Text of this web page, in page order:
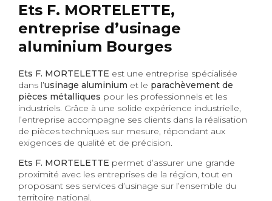
Ets F. MORTELETTE,
entreprise d’usinage
aluminium Bourges
Ets F. MORTELETTE est une entreprise spécialisée
dans l’usinage aluminium et le parachèvement de
pièces métalliques pour les professionnels et les
industriels. Grâce à une solide expérience industrielle,
l’entreprise accompagne ses clients dans la réalisation
de pièces techniques sur mesure, répondant aux
exigences de qualité et de précision.
Ets F. MORTELETTE permet d’assurer une grande
proximité avec les entreprises de la région, tout en
proposant ses services d’usinage sur l’ensemble du
territoire national.